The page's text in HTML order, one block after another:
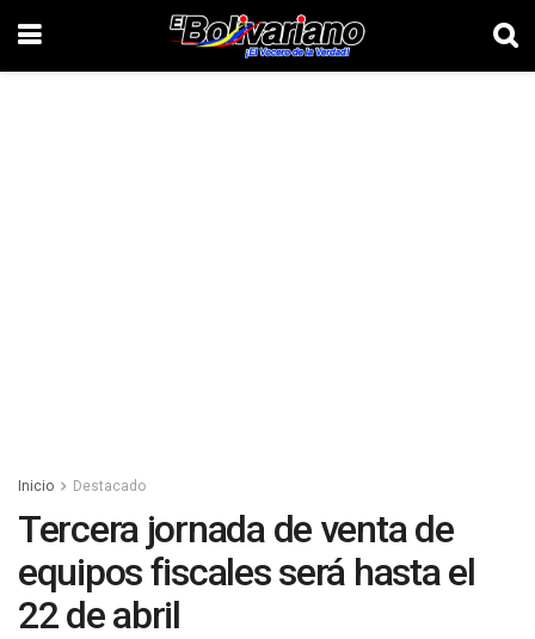
Inicio Destacado
Tercera jornada de venta de
equipos fiscales será hasta el
22 de abril